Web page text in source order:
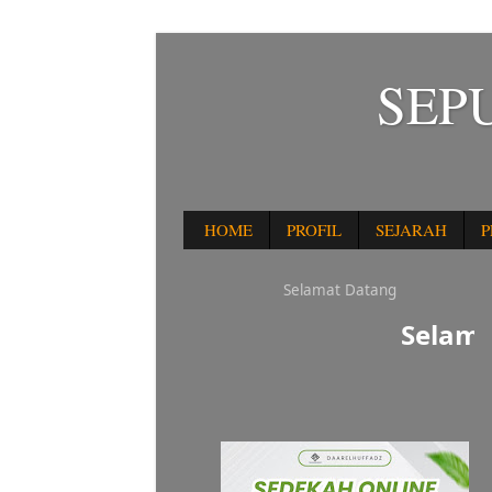
HOME PROFIL SEJARAH
Selamat Datang
Selamat